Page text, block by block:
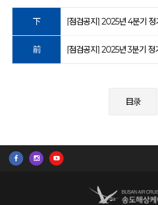
下 [점검공지] 2025년 4분기 정
前 [점검공지] 2025년 3분기 정
目录